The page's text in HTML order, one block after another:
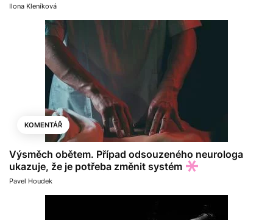
Ilona Kleníková
KOMENTÁŘ
Výsměch obětem. Případ odsouzeného neurologa
ukazuje, že je potřeba změnit systém
Pavel Houdek